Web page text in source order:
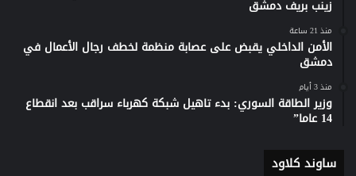
زينب بريف دمشق
منذ 21 ساعة
الأمن الداخلي يقبض على عصابة منظمة لخطف رجال الأعمال في
دمشق
منذ 3 أيام
وزير الطاقة السوري: بدء تاهيل شبكة كهرباء سراقب بعد انقطاع
14 عاما”
ساوند كلاود